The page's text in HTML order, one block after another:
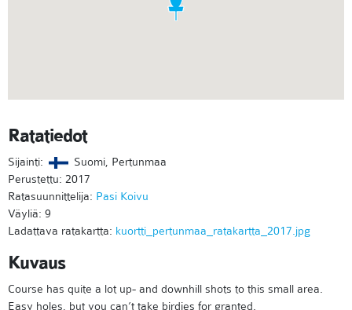
Ratatiedot
Sijainti:
Suomi, Pertunmaa
Perustettu: 2017
Ratasuunnittelija: Pasi Koivu
Väyliä: 9
Ladattava ratakartta: kuortti_pertunmaa_ratakartta_2017.jpg
Kuvaus
Course has quite a lot up- and downhill shots to this small area.
Easy holes, but you can’t take birdies for granted.